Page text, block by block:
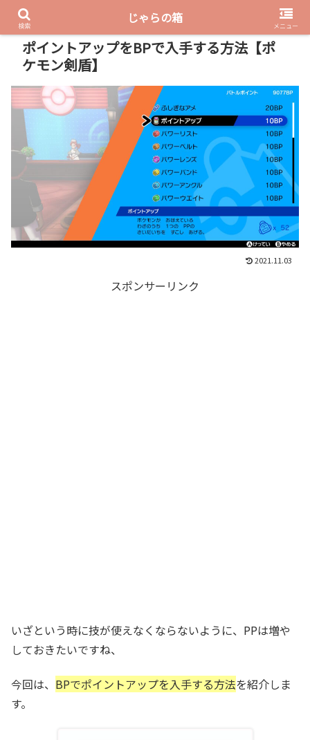
PR
ポイントアップをBPで入手する方法【ポ
ケモン剣盾】
2021.11.03
スポンサーリンク
いざという時に技が使えなくならないように、PPは増や
しておきたいですね、
今回は、 BPでポイントアップを入手する方法を紹介しま
す。
検索
じゃらの箱
メニュー